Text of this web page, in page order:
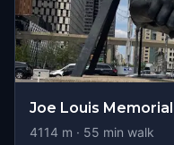
Joe Louis Memorial
4114 m · 55 min walk